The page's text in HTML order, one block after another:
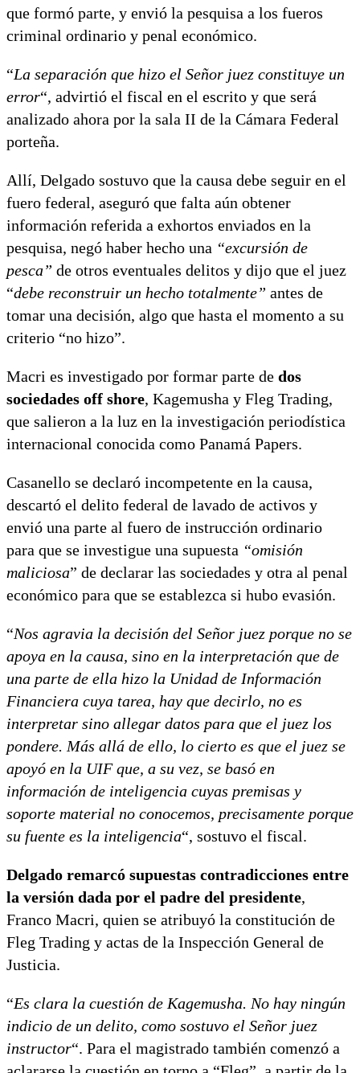
que formó parte, y envió la pesquisa a los fueros
criminal ordinario y penal económico.
“La separación que hizo el Señor juez constituye un
error“, advirtió el fiscal en el escrito y que será
analizado ahora por la sala II de la Cámara Federal
porteña.
Allí, Delgado sostuvo que la causa debe seguir en el
fuero federal, aseguró que falta aún obtener
información referida a exhortos enviados en la
pesquisa, negó haber hecho una “excursión de
pesca” de otros eventuales delitos y dijo que el juez
“debe reconstruir un hecho totalmente” antes de
tomar una decisión, algo que hasta el momento a su
criterio “no hizo”.
Macri es investigado por formar parte de dos
sociedades off shore, Kagemusha y Fleg Trading,
que salieron a la luz en la investigación periodística
internacional conocida como Panamá Papers.
Casanello se declaró incompetente en la causa,
descartó el delito federal de lavado de activos y
envió una parte al fuero de instrucción ordinario
para que se investigue una supuesta “omisión
maliciosa” de declarar las sociedades y otra al penal
económico para que se establezca si hubo evasión.
“Nos agravia la decisión del Señor juez porque no se
apoya en la causa, sino en la interpretación que de
una parte de ella hizo la Unidad de Información
Financiera cuya tarea, hay que decirlo, no es
interpretar sino allegar datos para que el juez los
pondere. Más allá de ello, lo cierto es que el juez se
apoyó en la UIF que, a su vez, se basó en
información de inteligencia cuyas premisas y
soporte material no conocemos, precisamente porque
su fuente es la inteligencia“, sostuvo el fiscal.
Delgado remarcó supuestas contradicciones entre
la versión dada por el padre del presidente,
Franco Macri, quien se atribuyó la constitución de
Fleg Trading y actas de la Inspección General de
Justicia.
“Es clara la cuestión de Kagemusha. No hay ningún
indicio de un delito, como sostuvo el Señor juez
instructor“. Para el magistrado también comenzó a